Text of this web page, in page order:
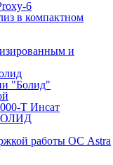
6
в компактном
и
"Болид"
Т Инсат
работы ОС Astra